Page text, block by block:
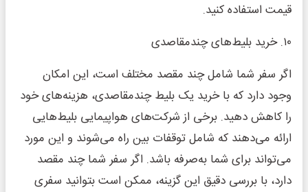
قیمت استفاده کنید.
۱۰. خرید بلیط‌های چندمقاصدی
اگر سفر شما شامل چند مقصد مختلف است، این امکان
وجود دارد که با خرید یک بلیط چندمقاصدی، هزینه‌های خود
را کاهش دهید. برخی از شرکت‌های هواپیمایی بلیط‌هایی
ارائه می‌دهند که شامل توقفات بین راه می‌شوند و این مورد
می‌تواند برای شما به‌صرفه باشد. اگر سفر شما چند مقصد
دارد، با بررسی دقیق این گزینه، ممکن است بتوانید سفری